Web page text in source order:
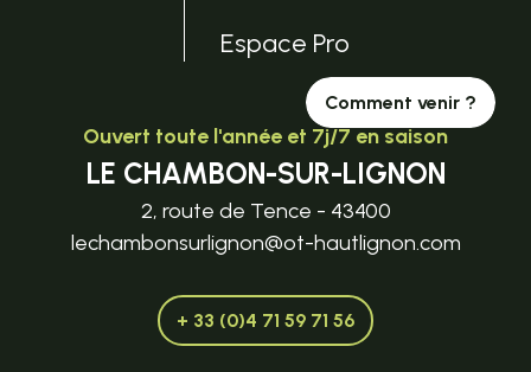
Espace Pro
Comment venir ?
Ouvert toute l'année et 7j/7 en saison
LE CHAMBON-SUR-LIGNON
2, route de Tence - 43400
lechambonsurlignon@ot-hautlignon.com
+ 33 (0)4 71 59 71 56